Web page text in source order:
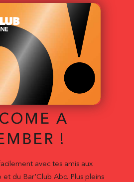
A
!
avec tes amis aux
et du Bar'Club Abc. Plus pleins